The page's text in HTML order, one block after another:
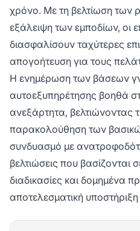
χρόνο. Με τη βελτίωση των
εξάλειψη των εμποδίων, οι
διασφαλίσουν ταχύτερες
απογοήτευση για τους
Η ενημέρωση των βάσεων
αυτοεξυπηρέτησης βοηθά
ανεξάρτητα, βελτιώνοντας
παρακολούθηση των
συνδυασμό με
βελτιώσεις που βασίζονται
διαδικασίες και δομημένα
αποτελεσματική